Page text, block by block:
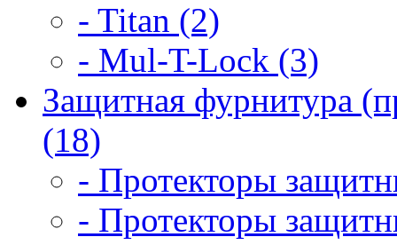
- Titan (2)
- Mul-T-Lock (3)
Защитная фурнитура
(18)
- Протекторы
- Протекторы